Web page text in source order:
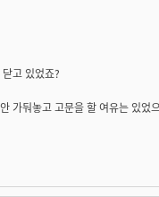
고 있었죠?
가둬놓고 고문을 할 여유는 있었